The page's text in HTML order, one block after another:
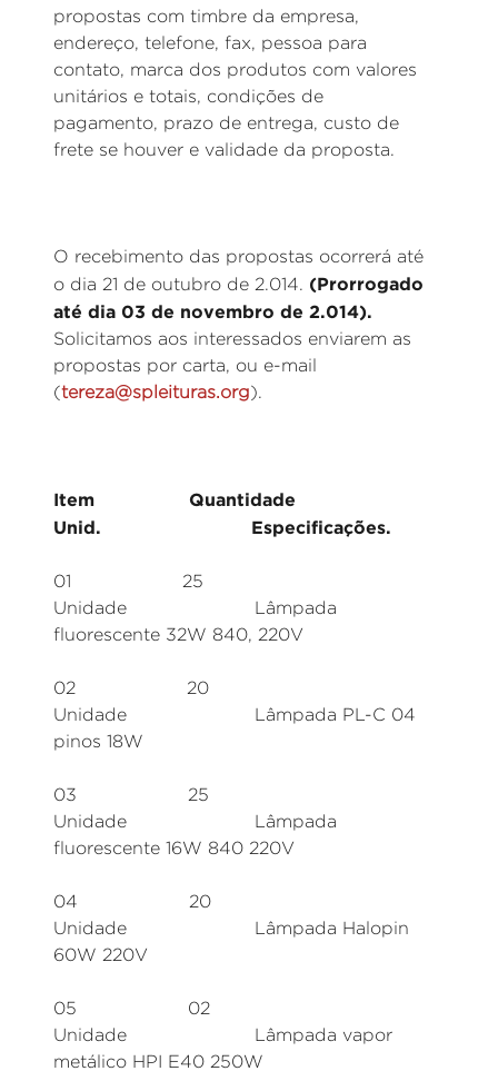
propostas com timbre da empresa,
endereço, telefone, fax, pessoa para
contato, marca dos produtos com valores
unitários e totais, condições de
pagamento, prazo de entrega, custo de
frete se houver e validade da proposta.
O recebimento das propostas ocorrerá até
o dia 21 de outubro de 2.014. (Prorrogado
até dia 03 de novembro de 2.014).
Solicitamos aos interessados enviarem as
propostas por carta, ou e-mail
(tereza@spleituras.org).
Item Quantidade
Unid. Especificações.
01 25
Unidade Lâmpada
fluorescente 32W 840, 220V
02 20
Unidade Lâmpada PL-C 04
pinos 18W
03 25
Unidade Lâmpada
fluorescente 16W 840 220V
04 20
Unidade Lâmpada Halopin
60W 220V
05 02
Unidade Lâmpada vapor
metálico HPI E40 250W